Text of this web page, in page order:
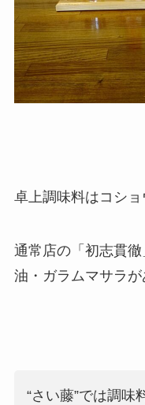
卓上調味料はコショ
通常店の「初志貫
油・ガラムマサラが
“さい藤”では調味